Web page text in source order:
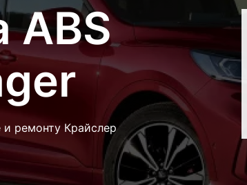
ABS
и ремонту Крайслер